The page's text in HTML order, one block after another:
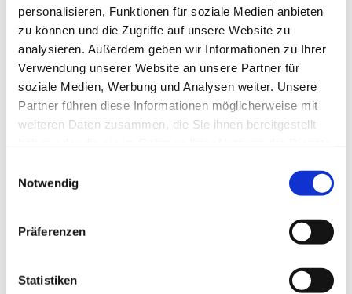
personalisieren, Funktionen für soziale Medien anbieten
zu können und die Zugriffe auf unsere Website zu
analysieren. Außerdem geben wir Informationen zu Ihrer
Verwendung unserer Website an unsere Partner für
soziale Medien, Werbung und Analysen weiter. Unsere
Partner führen diese Informationen möglicherweise mit
weiteren Daten zusammen, die Sie ihnen bereitgestellt
Notwendig
Präferenzen
Statistiken